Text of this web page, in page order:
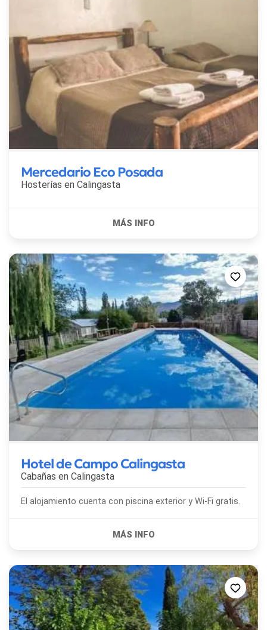
Mercedario Eco Posada
Hosterías en Calingasta
Hotel de Campo Calingasta
Cabañas en Calingasta
El alojamiento cuenta con piscina exterior y Wi-Fi gratis.